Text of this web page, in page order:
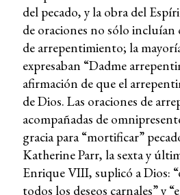
del pecado, y la obra del
de oraciones no sólo incluían
de arrepentimiento; la
expresaban “Dadme
afirmación de que el
de Dios. Las oraciones de
acompañadas de
gracia para “mortificar”
Katherine Parr, la sexta y
Enrique VIII, suplicó a Dios:
todos los deseos carnales” y